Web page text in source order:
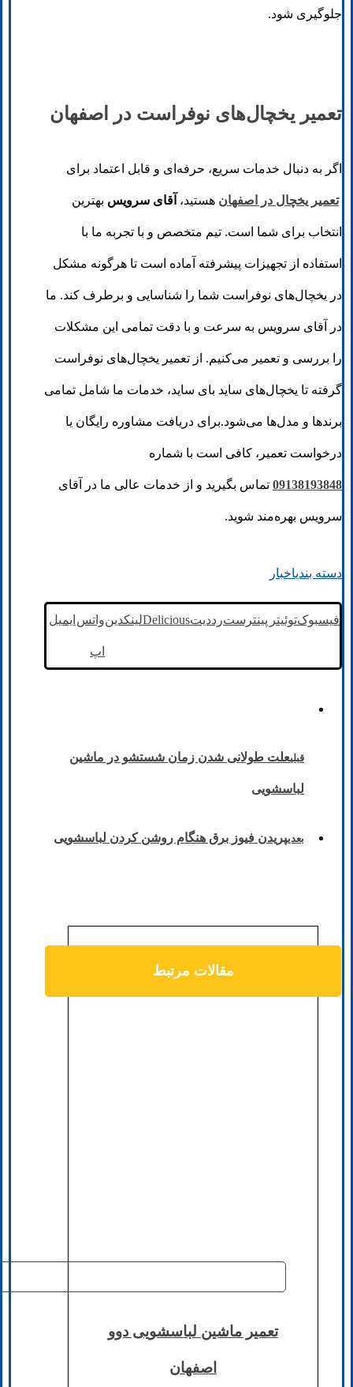
جلوگیری شود.
تعمیر یخچال‌های نوفراست در اصفهان
اگر به دنبال خدمات سریع، حرفه‌ای و قابل اعتماد برای
تعمیر یخچال در اصفهان هستید، آقای سرویس بهترین
انتخاب برای شما است. تیم متخصص و با تجربه ما با
استفاده از تجهیزات پیشرفته آماده است تا هرگونه مشکل
در یخچال‌های نوفراست شما را شناسایی و برطرف کند. ما
در آقای سرویس به سرعت و با دقت تمامی این مشکلات
را بررسی و تعمیر می‌کنیم. از تعمیر یخچال‌های نوفراست
گرفته تا یخچال‌های ساید بای ساید، خدمات ما شامل تمامی
برندها و مدل‌ها می‌شود.برای دریافت مشاوره رایگان یا
درخواست تعمیر، کافی است با شماره
09138193848 تماس بگیرید و از خدمات عالی ما در آقای
سرویس بهره‌مند شوید.
دسته بندیاخبار
فیسبوکتوئیتر پینترسترددیتDeliciousلینکدینواتس
اپ
ایمیل
قبلیعلت طولانی شدن زمان شستشو در ماشین
لباسشویی
بعدیپریدن فیوز برق هنگام روشن کردن لباسشویی
مقالات مرتبط
تعمیر ماشین لباسشویی دوو
اصفهان